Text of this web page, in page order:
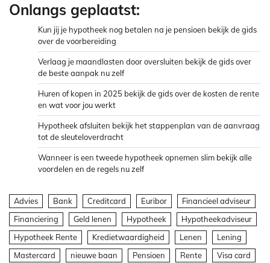
Onlangs geplaatst:
Kun jij je hypotheek nog betalen na je pensioen bekijk de gids
over de voorbereiding
Verlaag je maandlasten door oversluiten bekijk de gids over
de beste aanpak nu zelf
Huren of kopen in 2025 bekijk de gids over de kosten de rente
en wat voor jou werkt
Hypotheek afsluiten bekijk het stappenplan van de aanvraag
tot de sleuteloverdracht
Wanneer is een tweede hypotheek opnemen slim bekijk alle
voordelen en de regels nu zelf
Advies Bank Creditcard Euribor
Financieel adviseur
Financiering
Geld lenen Hypotheek
Hypotheekadviseur
Hypotheek Rente
Kredietwaardigheid Lenen
Lening
Mastercard
nieuwe baan Pensioen Rente Visa card